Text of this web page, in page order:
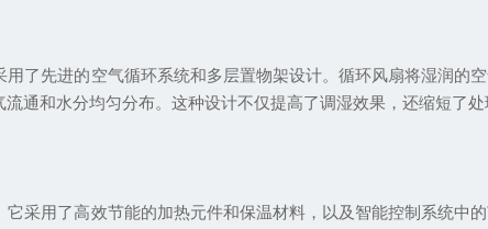
了先进的空气循环系统和多层置物架设计。循环风扇将湿润的
通和水分均匀分布。这种设计不仅提高了调湿效果，还缩短了处
采用了高效节能的加热元件和保温材料，以及智能控制系统中